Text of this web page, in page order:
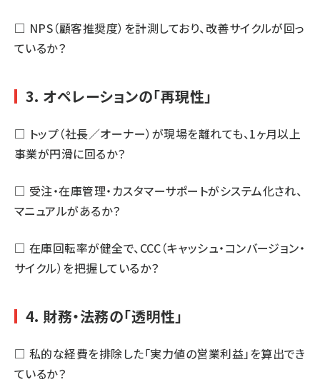
□ NPS（顧客推奨度）を計測しており、改善サイクルが回っ
ているか？
3. オペレーションの「再現性」
□ トップ（社長／オーナー）が現場を離れても、1ヶ月以上
事業が円滑に回るか？
□ 受注・在庫管理・カスタマーサポートがシステム化され、
マニュアルがあるか？
□ 在庫回転率が健全で、CCC（キャッシュ・コンバージョン・
サイクル）を把握しているか？
4. 財務・法務の「透明性」
□ 私的な経費を排除した「実力値の営業利益」を算出でき
ているか？